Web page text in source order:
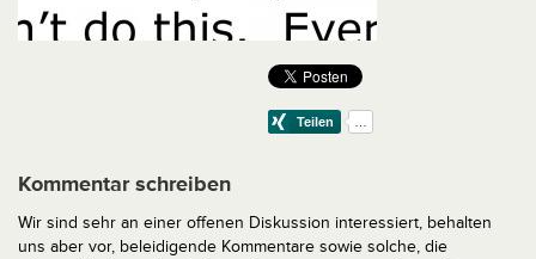
Kommentar schreiben
Wir sind sehr an einer offenen Diskussion interessiert, behalten
uns aber vor, beleidigende Kommentare sowie solche, die